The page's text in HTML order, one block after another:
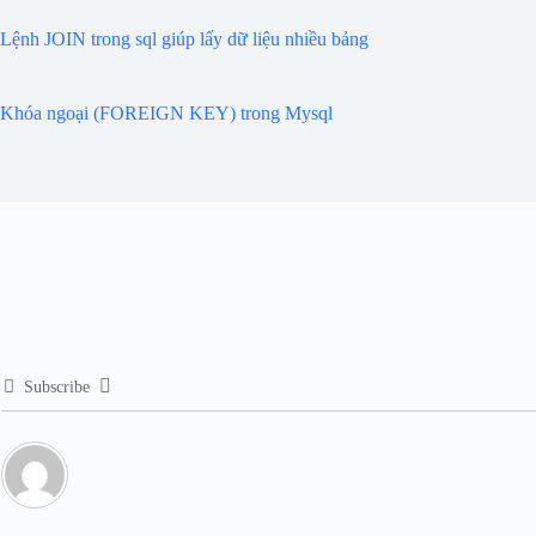
Lệnh JOIN trong sql giúp lấy dữ liệu nhiều bảng
Khóa ngoại (FOREIGN KEY) trong Mysql
Subscribe